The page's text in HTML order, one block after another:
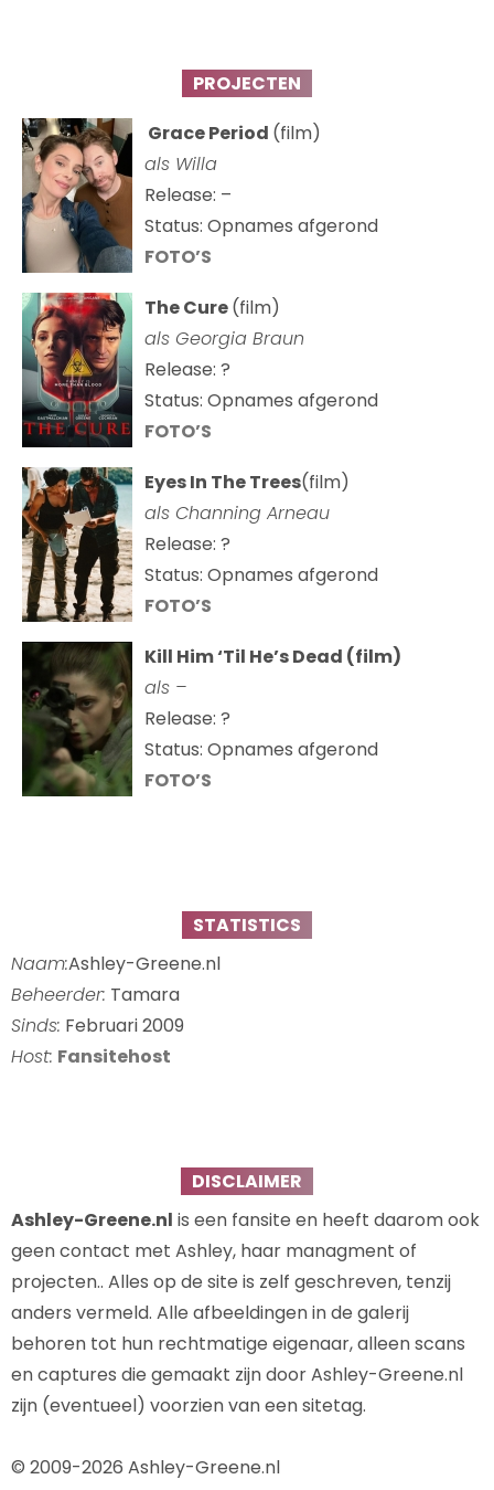
PROJECTEN
Grace Period (film)
als Willa
Release: –
Status: Opnames afgerond
FOTO’S
The Cure(film)
als Georgia Braun
Release: ?
Status: Opnames afgerond
FOTO’S
Eyes In The Trees(film)
als Channing Arneau
Release: ?
Status: Opnames afgerond
FOTO’S
Kill Him ‘Til He’s Dead (film)
als –
Release: ?
Status: Opnames afgerond
FOTO’S
STATISTICS
Naam:Ashley-Greene.nl
Beheerder: Tamara
Sinds: Februari 2009
Host: Fansitehost
DISCLAIMER
Ashley-Greene.nl is een fansite en heeft daarom ook
geen contact met Ashley, haar managment of
projecten.. Alles op de site is zelf geschreven, tenzij
anders vermeld. Alle afbeeldingen in de galerij
behoren tot hun rechtmatige eigenaar, alleen scans
en captures die gemaakt zijn door Ashley-Greene.nl
zijn (eventueel) voorzien van een sitetag.
© 2009-2026 Ashley-Greene.nl